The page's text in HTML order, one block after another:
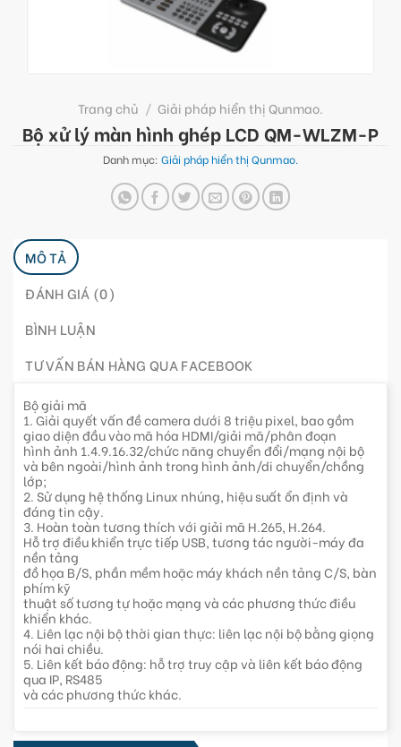
Trang chủ / Giải pháp hiển thị Qunmao.
Bộ xử lý màn hình ghép LCD QM-WLZM-P
Danh mục: Giải pháp hiển thị Qunmao.
MÔ TẢ
ĐÁNH GIÁ (0)
BÌNH LUẬN
TƯ VẤN BÁN HÀNG QUA FACEBOOK
Bộ giải mã
1. Giải quyết vấn đề camera dưới 8 triệu pixel, bao gồm
giao diện đầu vào mã hóa HDMI/giải mã/phân đoạn
hình ảnh 1.4.9.16.32/chức năng chuyển đổi/mạng nội bộ
và bên ngoài/hình ảnh trong hình ảnh/di chuyển/chồng
lớp;
2. Sử dụng hệ thống Linux nhúng, hiệu suất ổn định và
đáng tin cậy.
3. Hoàn toàn tương thích với giải mã H.265, H.264.
Hỗ trợ điều khiển trực tiếp USB, tương tác người-máy đa
nền tảng
đồ họa B/S, phần mềm hoặc máy khách nền tảng C/S, bàn
phím kỹ
thuật số tương tự hoặc mạng và các phương thức điều
khiển khác.
4. Liên lạc nội bộ thời gian thực: liên lạc nội bộ bằng giọng
nói hai chiều.
5. Liên kết báo động: hỗ trợ truy cập và liên kết báo động
qua IP, RS485
và các phương thức khác.